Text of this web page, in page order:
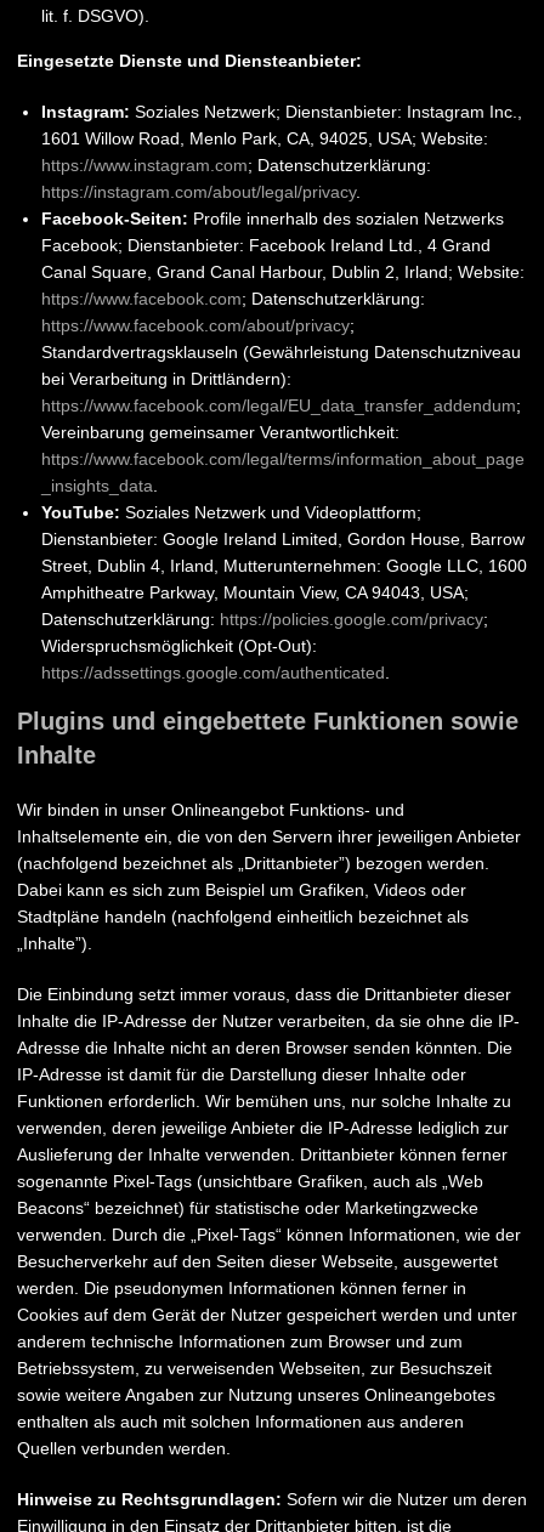
lit. f. DSGVO).
Eingesetzte Dienste und Diensteanbieter:
Instagram: Soziales Netzwerk; Dienstanbieter: Instagram Inc.,
1601 Willow Road, Menlo Park, CA, 94025, USA; Website:
https://www.instagram.com; Datenschutzerklärung:
https://instagram.com/about/legal/privacy.
Facebook-Seiten: Profile innerhalb des sozialen Netzwerks
Facebook; Dienstanbieter: Facebook Ireland Ltd., 4 Grand
Canal Square, Grand Canal Harbour, Dublin 2, Irland; Website:
https://www.facebook.com; Datenschutzerklärung:
https://www.facebook.com/about/privacy;
Standardvertragsklauseln (Gewährleistung Datenschutzniveau
bei Verarbeitung in Drittländern):
https://www.facebook.com/legal/EU_data_transfer_addendum;
Vereinbarung gemeinsamer Verantwortlichkeit:
https://www.facebook.com/legal/terms/information_about_page
_insights_data
YouTube: Soziales Netzwerk und Videoplattform;
Dienstanbieter: Google Ireland Limited, Gordon House, Barrow
Street, Dublin 4, Irland, Mutterunternehmen: Google LLC, 1600
Amphitheatre Parkway, Mountain View, CA 94043, USA;
Datenschutzerklärung: https://policies.google.com/privacy;
Widerspruchsmöglichkeit (Opt-Out):
https://adssettings.google.com/authenticated
Plugins und eingebettete Funktionen sowie
Inhalte
Wir binden in unser Onlineangebot Funktions- und
Inhaltselemente ein, die von den Servern ihrer jeweiligen Anbieter
(nachfolgend bezeichnet als „Drittanbieter”) bezogen werden.
Dabei kann es sich zum Beispiel um Grafiken, Videos oder
Stadtpläne handeln (nachfolgend einheitlich bezeichnet als
„Inhalte”).
Die Einbindung setzt immer voraus, dass die Drittanbieter dieser
Inhalte die IP-Adresse der Nutzer verarbeiten, da sie ohne die IP-
Adresse die Inhalte nicht an deren Browser senden könnten. Die
IP-Adresse ist damit für die Darstellung dieser Inhalte oder
Funktionen erforderlich. Wir bemühen uns, nur solche Inhalte zu
verwenden, deren jeweilige Anbieter die IP-Adresse lediglich zur
Auslieferung der Inhalte verwenden. Drittanbieter können ferner
sogenannte Pixel-Tags (unsichtbare Grafiken, auch als „Web
Beacons“ bezeichnet) für statistische oder Marketingzwecke
verwenden. Durch die „Pixel-Tags“ können Informationen, wie der
Besucherverkehr auf den Seiten dieser Webseite, ausgewertet
werden. Die pseudonymen Informationen können ferner in
Cookies auf dem Gerät der Nutzer gespeichert werden und unter
anderem technische Informationen zum Browser und zum
Betriebssystem, zu verweisenden Webseiten, zur Besuchszeit
sowie weitere Angaben zur Nutzung unseres Onlineangebotes
enthalten als auch mit solchen Informationen aus anderen
Quellen verbunden werden.
Hinweise zu Rechtsgrundlagen: Sofern wir die Nutzer um deren
Einwilligung in den Einsatz der Drittanbieter bitten, ist die